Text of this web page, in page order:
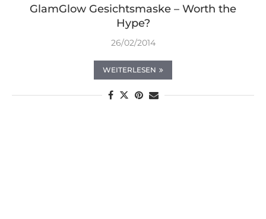
GlamGlow Gesichtsmaske – Worth the
Hype?
26/02/2014
WEITERLESEN